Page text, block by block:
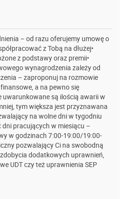
– od razu oferujemy umowę o
z Tobą na dłużej•
z podstawy oraz premii•
wynagrodzenia zależy od
– zaproponuj na rozmowie
a na pewno się
uwarunkowane są ilością awarii w
tym większa jest przyznawana
na wolne dni w tygodniu
dni pracujących w miesiącu –
w godzinach 7:00-19:00/19:00-
pozwalający Ci na swobodną
dodatkowych uprawnień,
UDT czy też uprawnienia SEP